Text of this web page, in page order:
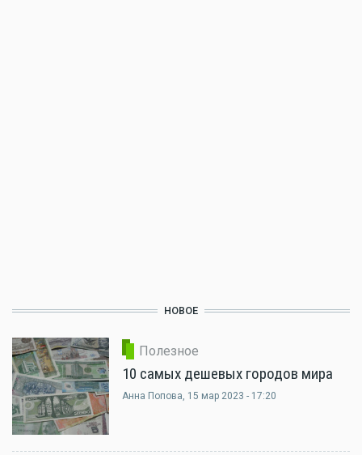
НОВОЕ
Полезное
10 самых дешевых городов мира
Анна Попова, 15 мар 2023 - 17:20